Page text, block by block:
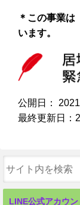
＊この事業は
います。
公開日：
最終更新日：
LINE公式アカウン